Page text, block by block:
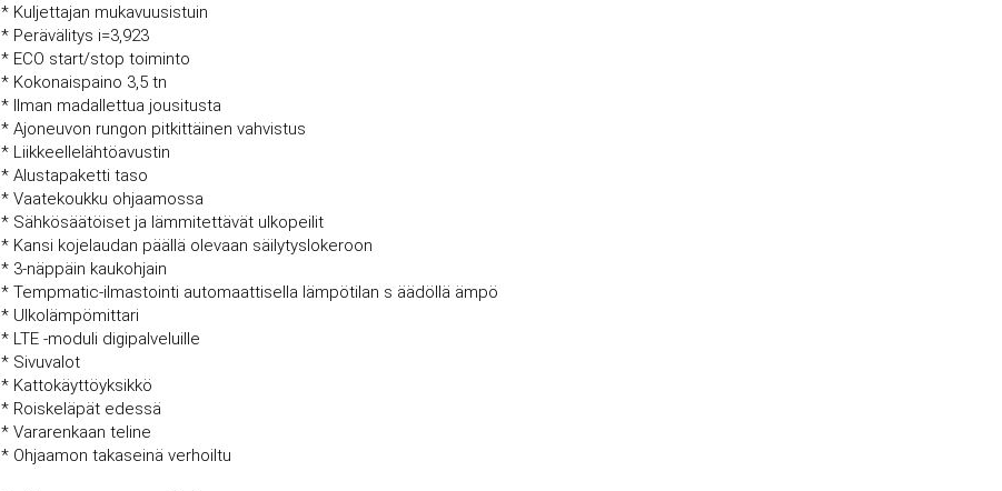
* Kuljettajan mukavuusistuin
* Perävälitys i=3,923
* ECO start/stop toiminto
* Kokonaispaino 3,5 tn
* Ilman madallettua jousitusta
* Ajoneuvon rungon pitkittäinen vahvistus
* Liikkeellelähtöavustin
* Alustapaketti taso
* Vaatekoukku ohjaamossa
* Sähkösäätöiset ja lämmitettävät ulkopeilit
* Kansi kojelaudan päällä olevaan säilytyslokeroon
* 3-näppäin kaukohjain
* Tempmatic-ilmastointi automaattisella lämpötilan s äädöllä ämpö
* Ulkolämpömittari
* LTE -moduli digipalveluille
* Sivuvalot
* Kattokäyttöyksikkö
* Roiskeläpät edessä
* Vararenkaan teline
* Ohjaamon takaseinä verhoiltu